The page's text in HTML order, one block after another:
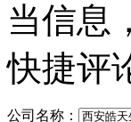
当信息
快捷评
公司名称：